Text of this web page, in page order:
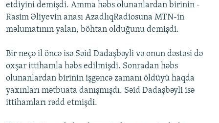
etdiyini demişdi. Amma həbs olunanlardan birinin -
Rasim Əliyevin anası AzadlıqRadiosuna MTN-in
məlumatının yalan, böhtan olduğunu demişdi.
Bir neçə il öncə isə Səid Dadaşbəyli və onun dəstəsi də
oxşar ittihamla həbs edilmişdi. Sonradan həbs
olunanlardan birinin işgəncə zamanı öldüyü haqda
yaxınları mətbuata danışmışdı. Səid Dadaşbəyli isə
ittihamları rədd etmişdi.